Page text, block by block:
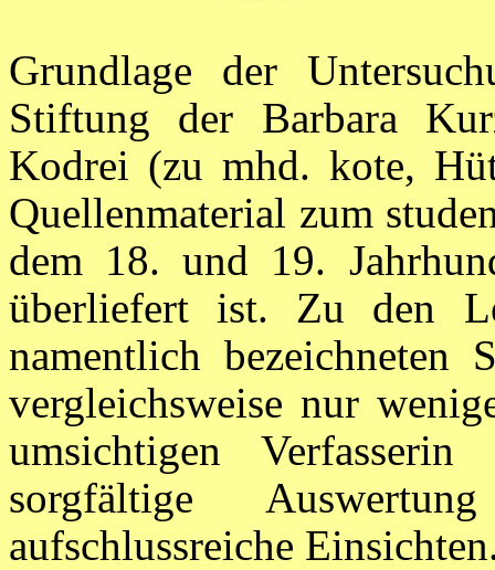
Grundlage der
Stiftung der Barbara
Kodrei (zu mhd. kote,
Quellenmaterial zum
dem 18. und 19.
überliefert ist. Zu den
namentlich bezeichneten
vergleichsweise nur
umsichtigen
sorgfältige
aufschlussreiche